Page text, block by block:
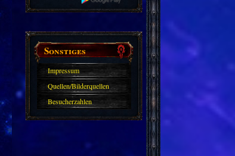
Sonstiges
Impressum
Quellen/Bilderquellen
Besucherzahlen